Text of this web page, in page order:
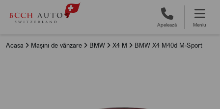
Apelează Meniu
Acasa Mașini de vânzare BMW X4 M BMW X4 M40d M-Sport